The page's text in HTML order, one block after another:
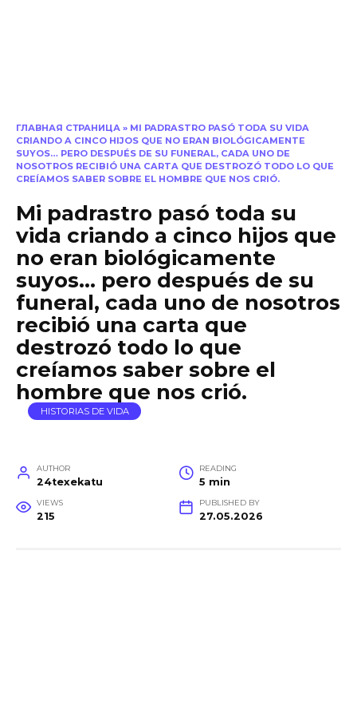
ГЛАВНАЯ СТРАНИЦА » MI PADRASTRO PASÓ TODA SU VIDA
CRIANDO A CINCO HIJOS QUE NO ERAN BIOLÓGICAMENTE
SUYOS… PERO DESPUÉS DE SU FUNERAL, CADA UNO DE
NOSOTROS RECIBIÓ UNA CARTA QUE DESTROZÓ TODO LO QUE
CREÍAMOS SABER SOBRE EL HOMBRE QUE NOS CRIÓ.
Mi padrastro pasó toda su
vida criando a cinco hijos que
no eran biológicamente
suyos… pero después de su
funeral, cada uno de nosotros
recibió una carta que
destrozó todo lo que
creíamos saber sobre el
hombre que nos crió.
HISTORIAS DE VIDA
AUTHOR
24texekatu
READING
5 min
VIEWS
215
PUBLISHED BY
27.05.2026